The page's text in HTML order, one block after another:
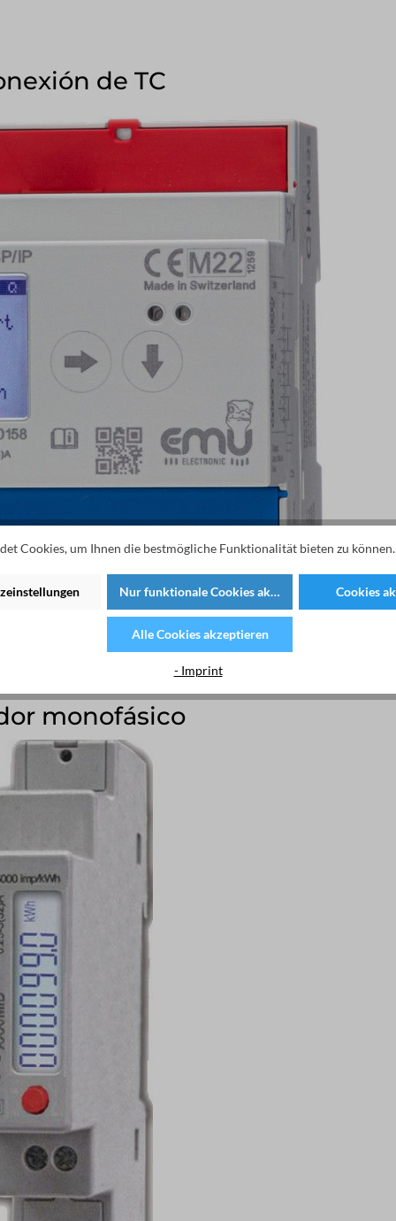
de TC
monofásico
Cookies, um Ihnen die bestmögliche Funktionalität bieten zu
Nur funktionale Cookies akzeptieren Cookies
Alle Cookies akzeptieren
- Imprint